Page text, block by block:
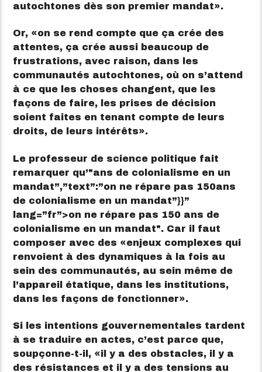
autochtones dès son premier mandat
.
Or,
on se rend compte que ça crée des
attentes, ça crée aussi beaucoup de
frustrations, avec raison, dans les
communautés autochtones, où on s’attend
à ce que les choses changent, que les
façons de faire, les prises de décision
soient faites en tenant compte de leurs
droits, de leurs intérêts
.
Le professeur de science politique fait
remarquer qu’ ans de colonialisme en un
mandat”,”text”:”on ne répare pas 150ans
de colonialisme en un mandat”}}”
lang=”fr”>on ne répare pas 150 ans de
colonialisme en un mandat . Car il faut
composer avec des
enjeux complexes qui
renvoient à des dynamiques à la fois au
sein des communautés, au sein même de
l’appareil étatique, dans les institutions,
dans les façons de fonctionner
.
Si les intentions gouvernementales tardent
à se traduire en actes, c’est parce que,
soupçonne-t-il,
il y a des obstacles, il y a
des résistances et il y a des tensions au